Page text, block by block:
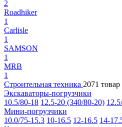
2
Roadhiker
1
Carlisle
1
SAMSON
1
MRB
1
Строительная техника 2071 товар
Экскаваторы-погрузчики
10.5/80-18 12.5-20 (340/80-20)
Мини-погрузчики
10.0/75-15.3 10-16.5 12-16.5 14-